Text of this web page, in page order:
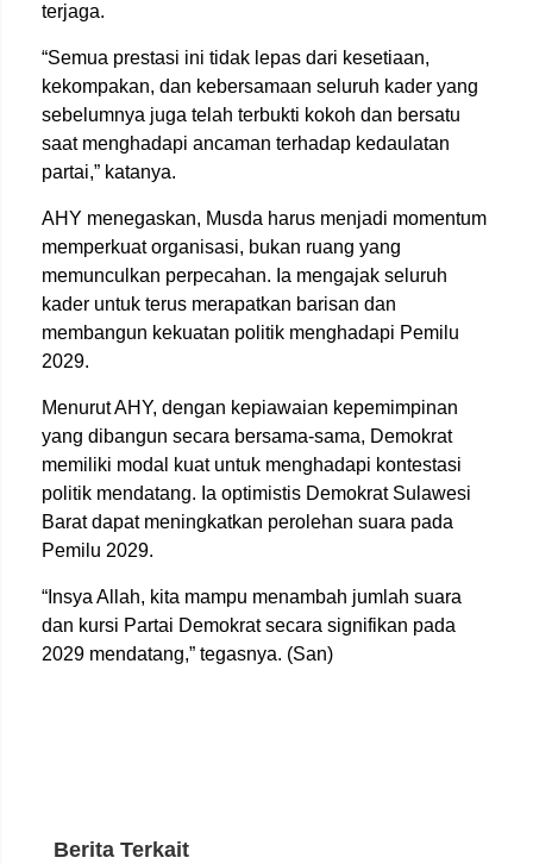
terjaga.
“Semua prestasi ini tidak lepas dari kesetiaan,
kekompakan, dan kebersamaan seluruh kader yang
sebelumnya juga telah terbukti kokoh dan bersatu
saat menghadapi ancaman terhadap kedaulatan
partai,” katanya.
AHY menegaskan, Musda harus menjadi momentum
memperkuat organisasi, bukan ruang yang
memunculkan perpecahan. Ia mengajak seluruh
kader untuk terus merapatkan barisan dan
membangun kekuatan politik menghadapi Pemilu
2029.
Menurut AHY, dengan kepiawaian kepemimpinan
yang dibangun secara bersama-sama, Demokrat
memiliki modal kuat untuk menghadapi kontestasi
politik mendatang. Ia optimistis Demokrat Sulawesi
Barat dapat meningkatkan perolehan suara pada
Pemilu 2029.
“Insya Allah, kita mampu menambah jumlah suara
dan kursi Partai Demokrat secara signifikan pada
2029 mendatang,” tegasnya. (San)
Berita Terkait